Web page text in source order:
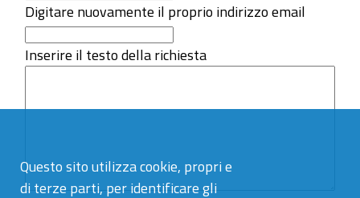
Questo sito utilizza cookie, propri e
di terze parti, per identificare gli
Digitare nuovamente il proprio indirizzo email
Inserire il testo della richiesta